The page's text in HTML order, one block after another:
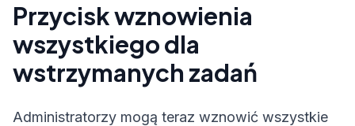
Przycisk wznowienia
wszystkiego dla
wstrzymanych zadań
Administratorzy mogą teraz wznowić wszystkie